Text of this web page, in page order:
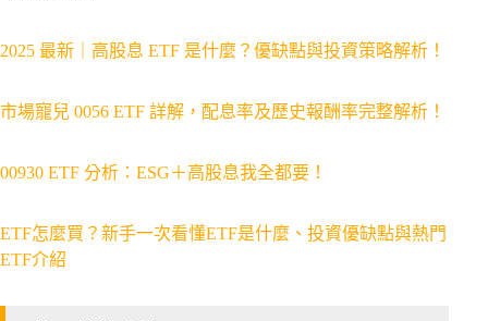
2025 最新｜高股息 ETF 是什麼？優缺點與投資策略解析！
市場寵兒 0056 ETF 詳解，配息率及歷史報酬率完整解析！
00930 ETF 分析：ESG＋高股息我全都要！
ETF怎麼買？新手一次看懂ETF是什麼、投資優缺點與熱門
ETF介紹